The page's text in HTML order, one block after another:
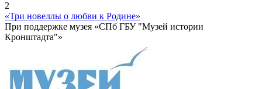
2
«Три новеллы о любви к Родине»
При поддержке музея «СПб ГБУ "Музей истории
Кронштадта"»